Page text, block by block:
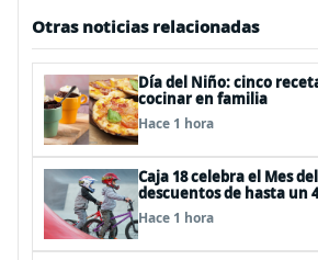
Otras noticias relacionadas
Día del Niño: cinco
cocinar en familia
Hace 1 hora
Caja 18 celebra el Mes
descuentos de hasta un
panoramas, cine, shows
Hace 1 hora